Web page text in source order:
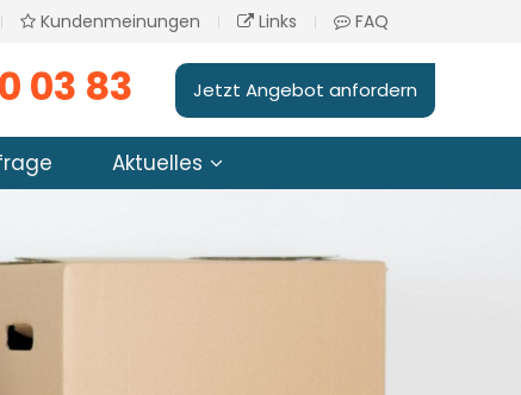
Kundenmeinungen Links FAQ
03 83 Jetzt Angebot anfordern
Aktuelles